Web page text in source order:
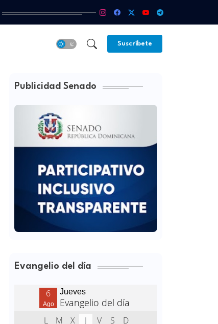
Suscríbete
Publicidad Senado
Evangelio del día